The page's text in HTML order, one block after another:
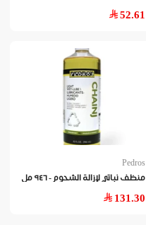
52.61
Pedros
منظف نباتي لإزالة الشحوم - ٩٤٦ مل
131.30